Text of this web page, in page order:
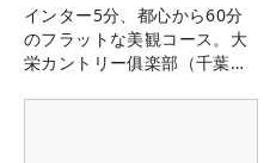
インター5分、都心から60分
のフラットな美観コース。大
栄カントリー俱楽部（千葉